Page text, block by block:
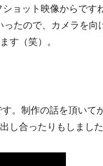
ョット映像からです
ったので、カメラを向
す（笑）。
。制作の話を頂いて
し合ったりもしました